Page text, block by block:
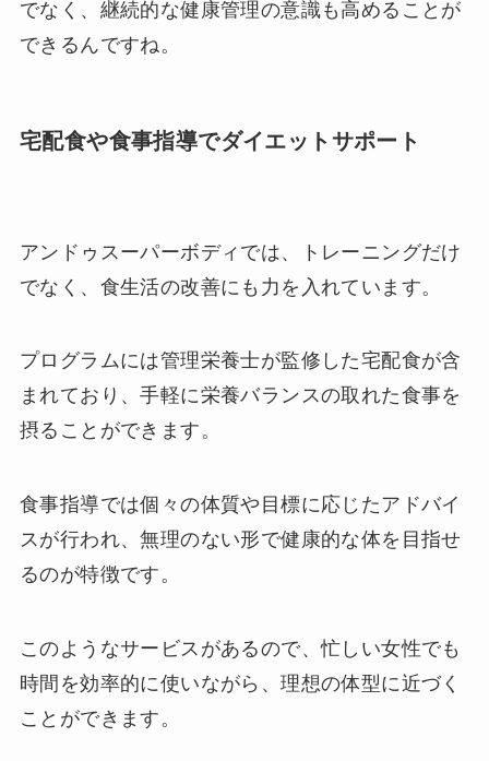
でなく、継続的な健康管理の意識も高めることが
できるんですね。
宅配食や食事指導でダイエットサポート
アンドゥスーパーボディでは、トレーニングだけ
でなく、食生活の改善にも力を入れています。
プログラムには管理栄養士が監修した宅配食が含
まれており、手軽に栄養バランスの取れた食事を
摂ることができます。
食事指導では個々の体質や目標に応じたアドバイ
スが行われ、無理のない形で健康的な体を目指せ
るのが特徴です。
このようなサービスがあるので、忙しい女性でも
時間を効率的に使いながら、理想の体型に近づく
ことができます。